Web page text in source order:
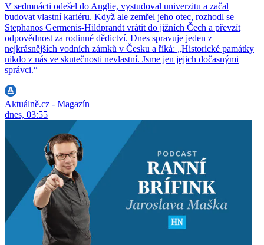
V sedmnácti odešel do Anglie, vystudoval univerzitu a začal
budovat vlastní kariéru. Když ale zemřel jeho otec, rozhodl se
Stephanos Germenis-Hildprandt vrátit do jižních Čech a převzít
odpovědnost za rodinné dědictví. Dnes spravuje jeden z
nejkrásnějších vodních zámků v Česku a říká: „Historické památky
nikdo z nás ve skutečnosti nevlastní. Jsme jen jejich dočasnými
správci.“
Aktuálně.cz - Magazín
dnes, 03:55